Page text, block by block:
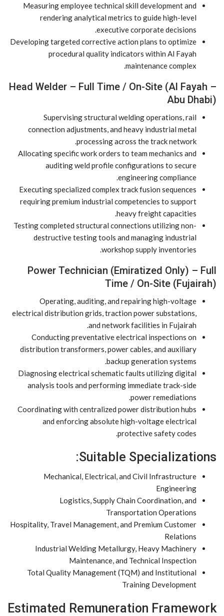
Measuring employee technical skill development and
rendering analytical metrics to guide high-level
executive corporate decisions.
Developing targeted corrective action plans to optimize
procedural quality indicators within Al Fayah
maintenance complex.
Head Welder – Full Time / On-Site (Al Fayah –
Abu Dhabi)
Supervising structural welding operations, rail
connection adjustments, and heavy industrial metal
processing across the track network.
Allocating specific work orders to team mechanics and
auditing weld profile configurations to secure
engineering compliance.
Executing specialized complex track fusion sequences
requiring premium industrial competencies to support
heavy freight capacities.
Testing completed structural connections utilizing non-
destructive testing tools and managing industrial
workshop supply inventories.
Power Technician (Emiratized Only) – Full
Time / On-Site (Fujairah)
Operating, auditing, and repairing high-voltage
electrical distribution grids, traction power substations,
and network facilities in Fujairah.
Conducting preventative electrical inspections on
distribution transformers, power cables, and auxiliary
backup generation systems.
Diagnosing electrical schematic faults utilizing digital
analysis tools and performing immediate track-side
power remediations.
Coordinating with centralized power distribution hubs
and enforcing absolute high-voltage electrical
protective safety codes.
Suitable Specializations:
Mechanical, Electrical, and Civil Infrastructure
Engineering
Logistics, Supply Chain Coordination, and
Transportation Operations
Hospitality, Travel Management, and Premium Customer
Relations
Industrial Welding Metallurgy, Heavy Machinery
Maintenance, and Technical Inspection
Total Quality Management (TQM) and Institutional
Training Development
Estimated Remuneration Framework